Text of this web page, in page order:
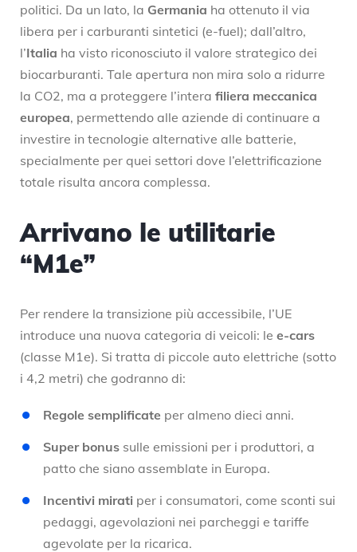
politici. Da un lato, la Germania ha ottenuto il via
libera per i carburanti sintetici (e-fuel); dall’altro,
l’Italia ha visto riconosciuto il valore strategico dei
biocarburanti. Tale apertura non mira solo a ridurre
la CO2, ma a proteggere l’intera filiera meccanica
europea, permettendo alle aziende di continuare a
investire in tecnologie alternative alle batterie,
specialmente per quei settori dove l’elettrificazione
totale risulta ancora complessa.
Arrivano le utilitarie
“M1e”
Per rendere la transizione più accessibile, l’UE
introduce una nuova categoria di veicoli: le e-cars
(classe M1e). Si tratta di piccole auto elettriche (sotto
i 4,2 metri) che godranno di:
Regole semplificate per almeno dieci anni.
Super bonus sulle emissioni per i produttori, a
patto che siano assemblate in Europa.
Incentivi mirati per i consumatori, come sconti sui
pedaggi, agevolazioni nei parcheggi e tariffe
agevolate per la ricarica.